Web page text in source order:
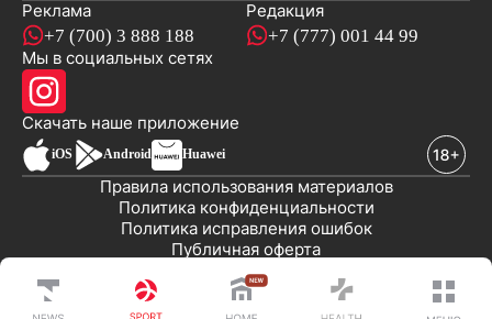
Реклама
+7 (700) 3 888 188
Редакция
+7 (777) 001 44 99
Мы в социальных сетях
Скачать наше приложениеновостей
iOS Android Huawei
Публичная оферта
Политика исправления ошибок
Политика конфиденциальности
Правила использования материалов
© 2008-2026 ТОО «EML»